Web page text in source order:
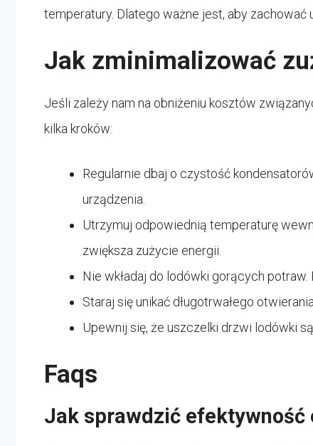
temperatury. Dlatego ważne jest, aby zachować
Jak zminimalizować
Jeśli zależy nam na obniżeniu kosztów
kilka kroków:
Regularnie dbaj o czystość
urządzenia.
Utrzymuj odpowiednią temperaturę
zwiększa zużycie energii.
Nie wkładaj do lodówki gorących
Staraj się unikać długotrwałego
Upewnij się, że uszczelki drzwi lodówki
Faqs
Jak sprawdzić efektywność